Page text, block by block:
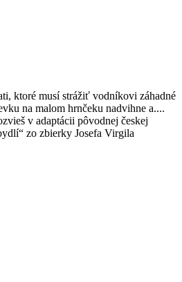
ktoré musí strážiť vodníkovi záhadné
na malom hrnčeku nadvihne a....
v adaptácii pôvodnej českej
zo zbierky Josefa Virgila